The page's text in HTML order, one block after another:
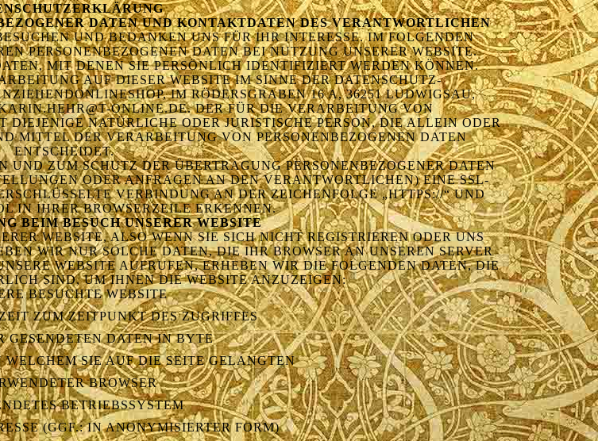
DATEN UND KONTAKTDATEN DES VERANTWORTLICHEN
UND BEDANKEN UNS FÜR IHR INTERESSE. IM FOLGENDEN
PERSONENBEZOGENEN DATEN BEI NUTZUNG UNSERER WEBSITE.
MIT DENEN SIE PERSÖNLICH IDENTIFIZIERT WERDEN KÖNNEN.
AUF DIESER WEBSITE IM SINNE DER DATENSCHUTZ-
IM RÖDERSGRABEN 16 A, 36251 LUDWIGSAU,
ONLINE.DE. DER FÜR DIE VERARBEITUNG VON
DIEJENIGE NATÜRLICHE ODER JURISTISCHE PERSON, DIE ALLEIN ODER
MITTEL DER VERARBEITUNG VON PERSONENBEZOGENEN DATEN
ENTSCHEIDET.
ZUM SCHUTZ DER ÜBERTRAGUNG PERSONENBEZOGENER DATEN
ODER ANFRAGEN AN DEN VERANTWORTLICHEN) EINE SSL-
VERBINDUNG AN DER ZEICHENFOLGE „HTTPS://“ UND
IN IHRER BROWSERZEILE ERKENNEN.
BEIM BESUCH UNSERER WEBSITE
WEBSITE, ALSO WENN SIE SICH NICHT REGISTRIEREN ODER UNS A
WIR NUR SOLCHE DATEN, DIE IHR BROWSER AN UNSEREN SERVER Ü
WEBSITE AUFRUFEN, ERHEBEN WIR DIE FOLGENDEN DATEN, DIE F
SIND, UM IHNEN DIE WEBSITE ANZUZEIGEN:
BESUCHTE WEBSITE
ZUM ZEITPUNKT DES ZUGRIFFES
GESENDETEN DATEN IN BYTE
SIE AUF DIE SEITE GELANGTEN
BROWSER
BETRIEBSSYSTEM
(GGF.: IN ANONYMISIERTER FORM)